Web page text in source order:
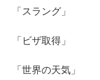
「スラング」
「ビザ取得」
「世界の天気」